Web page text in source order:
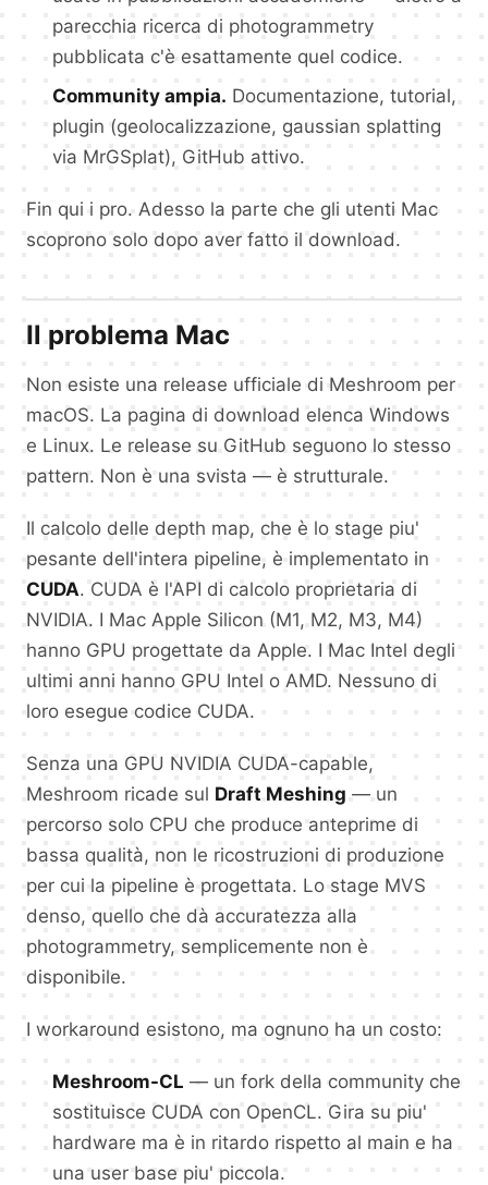
parecchia ricerca di photogrammetry
pubblicata c'è esattamente quel codice.
Community ampia. Documentazione, tutorial,
plugin (geolocalizzazione, gaussian splatting
via MrGSplat), GitHub attivo.
Fin qui i pro. Adesso la parte che gli utenti Mac
scoprono solo dopo aver fatto il download.
Il problema Mac
Non esiste una release ufficiale di Meshroom per
macOS. La pagina di download elenca Windows
e Linux. Le release su GitHub seguono lo stesso
pattern. Non è una svista — è strutturale.
Il calcolo delle depth map, che è lo stage piu'
pesante dell'intera pipeline, è implementato in
CUDA. CUDA è l'API di calcolo proprietaria di
NVIDIA. I Mac Apple Silicon (M1, M2, M3, M4)
hanno GPU progettate da Apple. I Mac Intel degli
ultimi anni hanno GPU Intel o AMD. Nessuno di
loro esegue codice CUDA.
Senza una GPU NVIDIA CUDA-capable,
Meshroom ricade sul Draft Meshing — un
percorso solo CPU che produce anteprime di
bassa qualità, non le ricostruzioni di produzione
per cui la pipeline è progettata. Lo stage MVS
denso, quello che dà accuratezza alla
photogrammetry, semplicemente non è
disponibile.
I workaround esistono, ma ognuno ha un costo:
Meshroom-CL — un fork della community che
sostituisce CUDA con OpenCL. Gira su piu'
hardware ma è in ritardo rispetto al main e ha
una user base piu' piccola.